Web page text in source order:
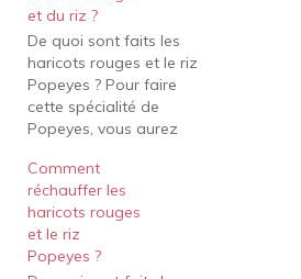
et du riz ?
De quoi sont faits les
haricots rouges et le riz
Popeyes ? Pour faire
cette spécialité de
Popeyes, vous aurez
de bacon haché, un gros
oignon haché, deux
gousses d'ail hachées,
une tasse et demie de
haricots rouges secs, un
Comment
réchauffer les
haricots rouges
et le riz
Popeyes ?